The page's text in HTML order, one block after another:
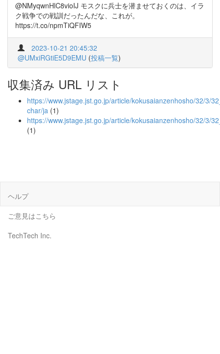
@NMyqwnHlC8vioIJ モスクに兵士を潜ませておくのは、イラ
ク戦争での戦訓だったんだな、これが。
https://t.co/npmTiQFIW5
2023-10-21 20:45:32
@UMxiRGtiE5D9EMU (投稿一覧)
収集済み URL リスト
https://www.jstage.jst.go.jp/article/kokusaianzenhosho/32/3/
char/ja (1)
https://www.jstage.jst.go.jp/article/kokusaianzenhosho/32/3/
(1)
ヘルプ
ご意見はこちら
TechTech Inc.